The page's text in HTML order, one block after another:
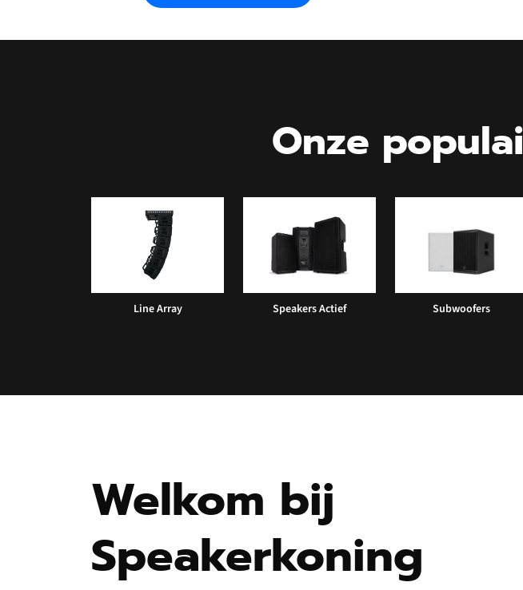
Onze
Line Array Speakers Actief Subwoofers
Welkom bij
Speakerkoning